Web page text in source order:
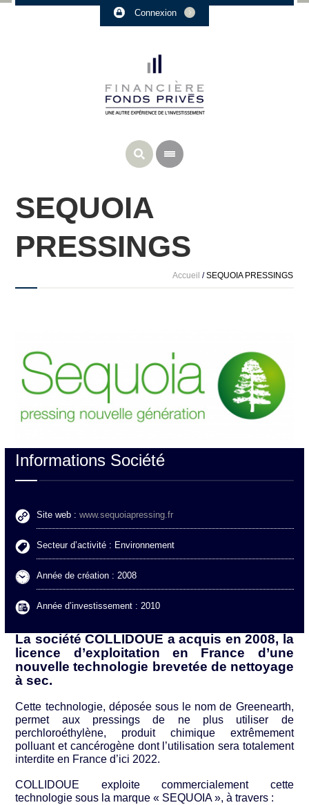
Connexion
SEQUOIA
PRESSINGS
Accueil /SEQUOIA PRESSINGS
Informations Société
Site web :www.sequoiapressing.fr
Secteur d’activité : Environnement
Année de création : 2008
Année d’investissement : 2010
La société COLLIDOUE a acquis en 2008, la
licence d’exploitation en France d’une
nouvelle technologie brevetée de nettoyage
à sec.
Cette technologie, déposée sous le nom de Greenearth,
permet aux pressings de ne plus utiliser de
perchloroéthylène, produit chimique extrêmement
polluant et cancérogène dont l’utilisation sera totalement
interdite en France d’ici 2022.
COLLIDOUE exploite commercialement cette
technologie sous la marque « SEQUOIA », à travers :